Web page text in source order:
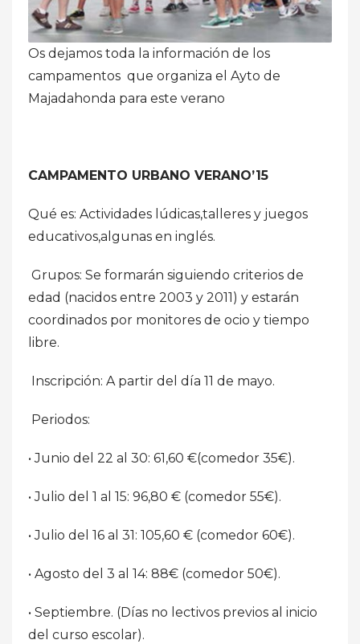
Os dejamos toda la información de los
campamentos que organiza el Ayto de
Majadahonda para este verano
CAMPAMENTO URBANO VERANO’15
Qué es: Actividades lúdicas,talleres y juegos
educativos,algunas en inglés.
Grupos: Se formarán siguiendo criterios de
edad (nacidos entre 2003 y 2011) y estarán
coordinados por monitores de ocio y tiempo
libre.
Inscripción: A partir del día 11 de mayo.
Periodos:
• Junio del 22 al 30: 61,60 €(comedor 35€).
• Julio del 1 al 15: 96,80 € (comedor 55€).
• Julio del 16 al 31: 105,60 € (comedor 60€).
• Agosto del 3 al 14: 88€ (comedor 50€).
• Septiembre. (Días no lectivos previos al inicio
del curso escolar).